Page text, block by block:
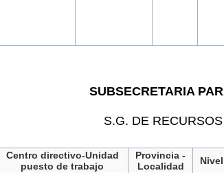
SUBSECRETARIA
S.G. DE
Centro directivo-Unidad
puesto de trabajo
Provincia -
Localidad
Nivel